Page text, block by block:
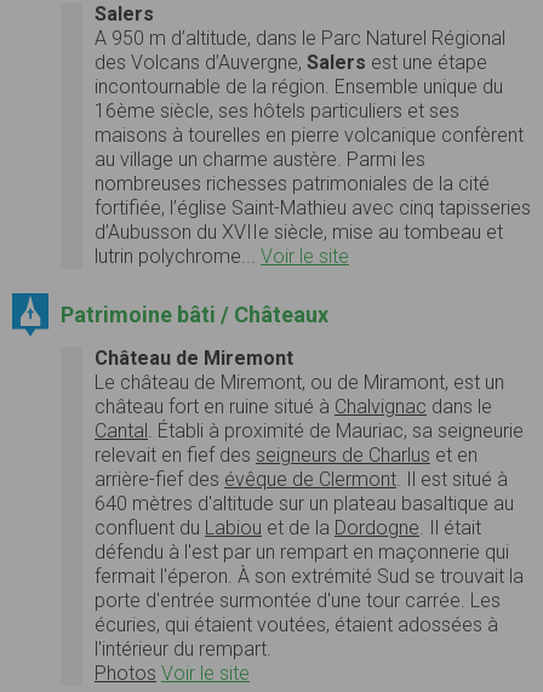
Salers
A 950 m d’altitude, dans le Parc Naturel Régional
des Volcans d’Auvergne, Salers est une étape
incontournable de la région. Ensemble unique du
16ème siècle, ses hôtels particuliers et ses
maisons à tourelles en pierre volcanique confèrent
au village un charme austère. Parmi les
nombreuses richesses patrimoniales de la cité
fortifiée, l’église Saint-Mathieu avec cinq tapisseries
d’Aubusson du XVIIe siècle, mise au tombeau et
lutrin polychrome... Voir le site
Patrimoine bâti / Châteaux
Château de Miremont
Le château de Miremont, ou de Miramont, est un
château fort en ruine situé à Chalvignac dans le
Cantal. Établi à proximité de Mauriac, sa seigneurie
relevait en fief des seigneurs de Charlus et en
arrière-fief des évêque de Clermont. Il est situé à
640 mètres d'altitude sur un plateau basaltique au
confluent du Labiou et de la Dordogne. Il était
défendu à l'est par un rempart en maçonnerie qui
fermait l'éperon. À son extrémité Sud se trouvait la
porte d'entrée surmontée d'une tour carrée. Les
écuries, qui étaient voutées, étaient adossées à
l'intérieur du rempart.
Photos Voir le site